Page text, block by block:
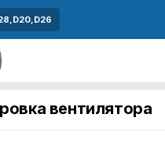
вентилятора